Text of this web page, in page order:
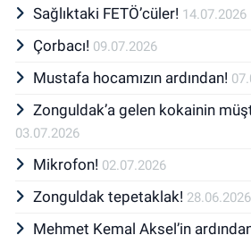
Sağlıktaki FETÖ’cüler! 14.07.2026
Çorbacı! 09.07.2026
Mustafa hocamızın ardından!
Zonguldak’a gelen kokainin
03.07.2026
Mikrofon! 02.07.2026
Zonguldak tepetaklak! 28.06.2026
Mehmet Kemal Aksel’in